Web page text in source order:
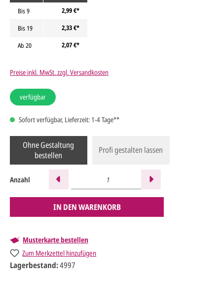
Bis9
2,99 €*
Bis 19
2,33 €*
Ab 20 2,07 €*
Preise inkl. MwSt. zzgl. Versandkosten
verfügbar
Sofort verfügbar, Lieferzeit: 1-4 Tage**
Ohne Gestaltung
bestellen
Profi gestalten lassen
Anzahl
IN DEN WARENKORB
Musterkarte bestellen
Zum Merkzettel hinzufügen
Lagerbestand:4997